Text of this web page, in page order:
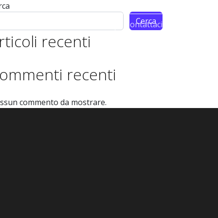
Contattaci
Cerca
recenti
recenti
commento da mostrare.